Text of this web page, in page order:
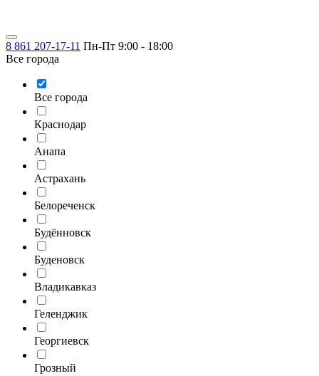
8 861 207-17-11 Пн-Пт 9:00 - 18:00
Все города
Все города
Краснодар
Анапа
Астрахань
Белореченск
Будённовск
Буденовск
Владикавказ
Геленджик
Георгиевск
Грозный